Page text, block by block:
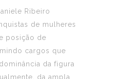
Ribeiro
de mulheres
posição de
cargos que
da figura
da ampla